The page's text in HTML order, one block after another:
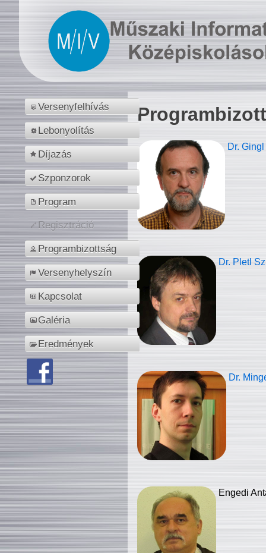
Versenyfelhívás
Lebonyolítás
Díjazás
Szponzorok
Program
Regisztráció
Programbizottság
Versenyhelyszín
Kapcsolat
Galéria
Eredmények
Dr.
Dr. Pletl
Dr.
Engedi